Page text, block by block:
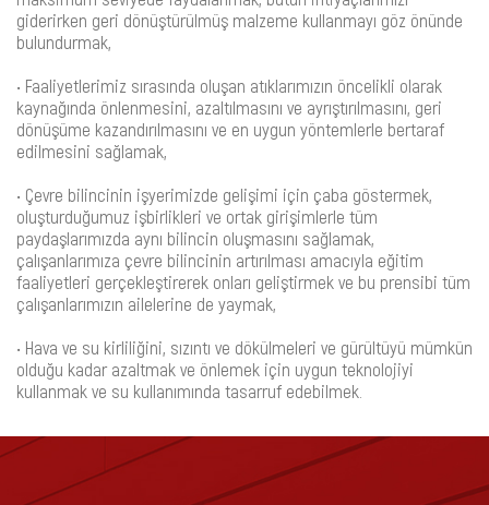
giderirken geri dönüştürülmüş malzeme kullanmayı göz önünde
bulundurmak,
• Faaliyetlerimiz sırasında oluşan atıklarımızın öncelikli olarak
kaynağında önlenmesini, azaltılmasını ve ayrıştırılmasını, geri
dönüşüme kazandırılmasını ve en uygun yöntemlerle bertaraf
edilmesini sağlamak,
• Çevre bilincinin işyerimizde gelişimi için çaba göstermek,
oluşturduğumuz işbirlikleri ve ortak girişimlerle tüm
paydaşlarımızda aynı bilincin oluşmasını sağlamak,
çalışanlarımıza çevre bilincinin artırılması amacıyla eğitim
faaliyetleri gerçekleştirerek onları geliştirmek ve bu prensibi tüm
çalışanlarımızın ailelerine de yaymak,
• Hava ve su kirliliğini, sızıntı ve dökülmeleri ve gürültüyü mümkün
olduğu kadar azaltmak ve önlemek için uygun teknolojiyi
kullanmak ve su kullanımında tasarruf edebilmek.